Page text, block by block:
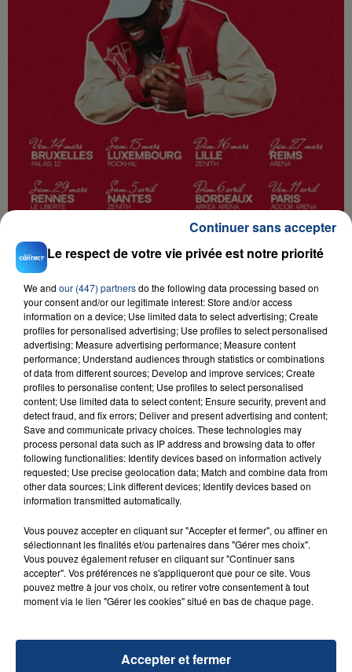
D'AUTRES JEUX
29 août 2025
LE MOT CASH !
Le respect de votre vie privée est notre priorité
We and our (447) partnersdo the following data processing based on
your consent and/or our legitimate interest: Store and/or access
information on a device; Use limited data to select advertising; Create
profiles for personalised advertising; Use profiles to select personalised
advertising; Measure advertising performance; Measure content
performance; Understand audiences through statistics or combinations
of data from different sources; Develop and improve services; Create
profiles to personalise content; Use profiles to select personalised
content; Use limited data to select content; Ensure security, prevent and
detect fraud, and fix errors; Deliver and present advertising and content;
Save and communicate privacy choices. These technologies may
process personal data such as IP address and browsing data to offer
following functionalities: Identify devices based on information actively
requested; Use precise geolocation data; Match and combine data from
other data sources; Link different devices; Identify devices based on
information transmitted automatically.
Vous pouvez accepter en cliquant sur "Accepter et fermer", ou affiner en
sélectionnant les finalités et/ou partenaires dans "Gérer mes choix".
Vous pouvez également refuser en cliquant sur "Continuer sans
accepter". Vos préférences ne s'appliqueront que pour ce site. Vous
pouvez mettre à jour vos choix, ou retirer votre consentement à tout
moment via le lien "Gérer les cookies" situé en bas de chaque page.
Accepter et fermer
Continuer sans accepter